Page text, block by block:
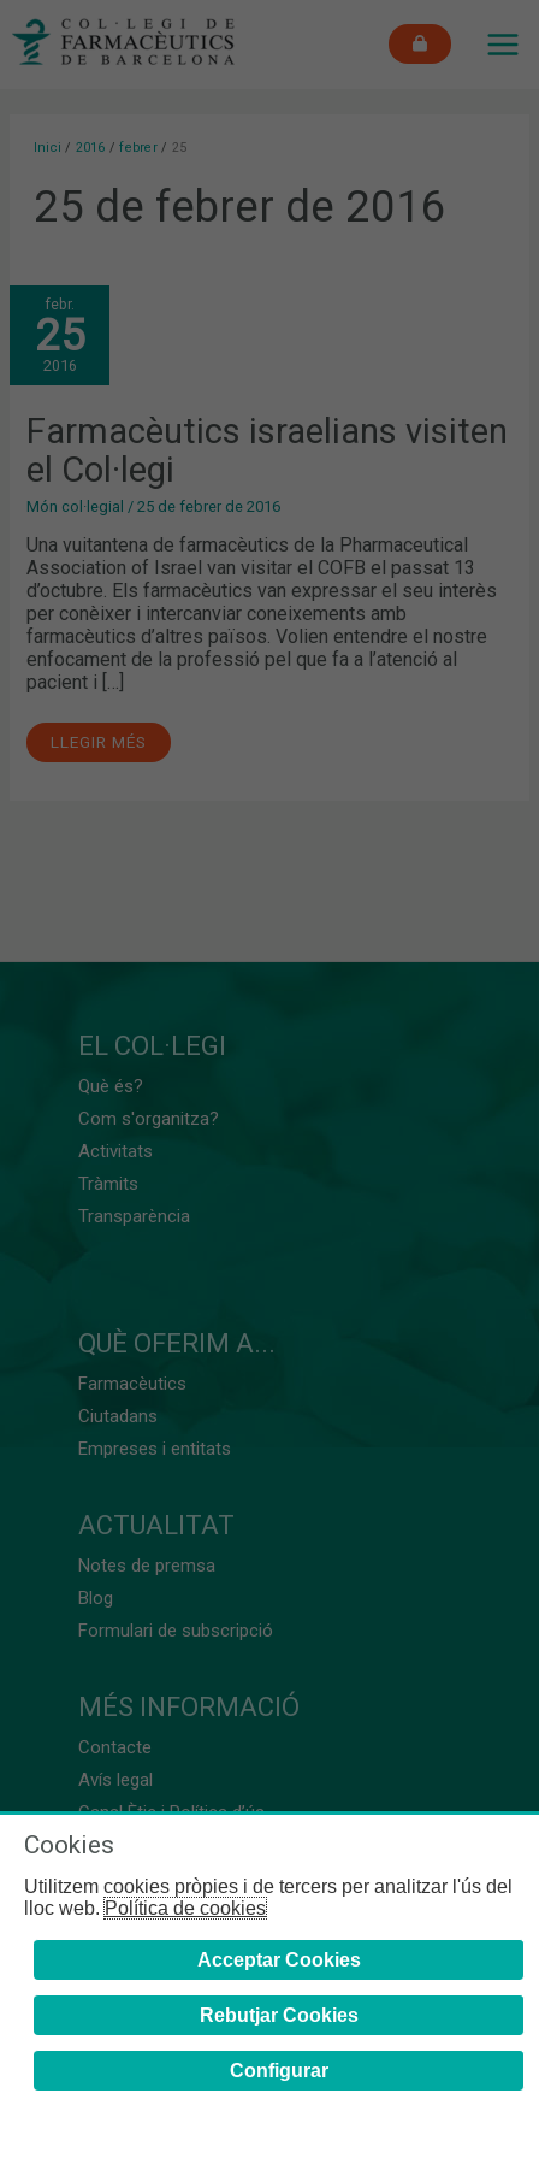
Inici 2016 febrer 25
25 de febrer de 2016
febr.
25
2016
Farmacèutics israelians visiten
el Col·legi
Món col·legial /25 de febrer de 2016
Una vuitantena de farmacèutics de la Pharmaceutical
Association of Israel van visitar el COFB el passat 13
d’octubre. Els farmacèutics van expressar el seu interès
per conèixer i intercanviar coneixements amb
farmacèutics d’altres països. Volien entendre el nostre
enfocament de la professió pel que fa a l’atenció al
pacient i […]
FARMACÈUTICS
ISRAELIANS
VISITEN
EL
COL·LEGI
LLEGIR MÉS
EL COL·LEGI
Què és?
Com s'organitza?
Activitats
Tràmits
Transparència
QUÈ OFERIM A...
Farmacèutics
Ciutadans
Empreses i entitats
ACTUALITAT
Notes de premsa
Blog
Formulari de subscripció
MÉS INFORMACIÓ
Contacte
Avís legal
Canal Ètic i Política d’ús
Cookies
Utilitzem cookies pròpies i de tercers per analitzar l'ús del
lloc web.Política de cookies
Acceptar Cookies
Rebutjar Cookies
Configurar